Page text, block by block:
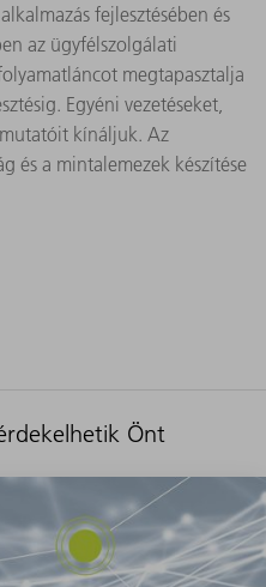
fejlesztésében és
az ügyfélszolgálati
megtapasztalja
Egyéni vezetéseket,
kínáljuk. Az
és a mintalemezek készítése
Önt